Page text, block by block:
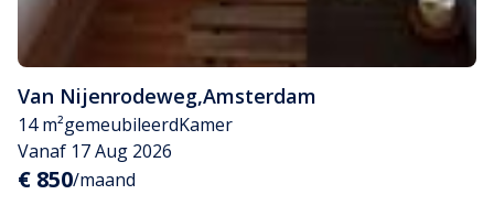
Van Nijenrodeweg,Amsterdam
14 m²gemeubileerdKamer
Vanaf 17 Aug 2026
€ 850/maand